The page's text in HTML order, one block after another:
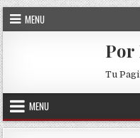
Skip to content
MENU
Por
Tu
MENU